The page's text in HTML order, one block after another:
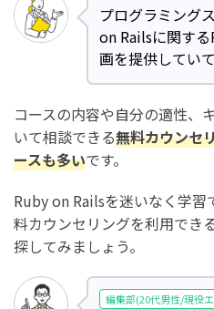
プログラミング
on Railsに関す
画を提供してい
コースの内容や自分の適性、
いて相談できる無料カウンセ
ースも多いです。
Ruby on Railsを迷いなく学
料カウンセリングを利用でき
探してみましょう。
編集部(20代男性/現役